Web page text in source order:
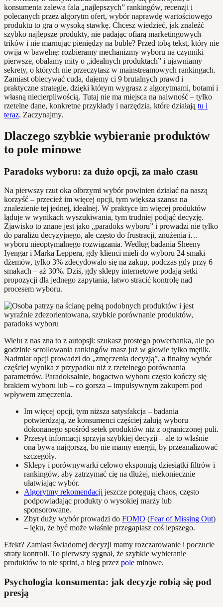
konsumenta zalewa fala „najlepszych” rankingów, recenzji i
polecanych przez algorytm ofert, wybór naprawdę wartościowego
produktu to gra o wysoką stawkę. Chcesz wiedzieć, jak znaleźć
szybko najlepsze produkty, nie padając ofiarą marketingowych
trików i nie marnując pieniędzy na buble? Przed tobą tekst, który nie
owija w bawełnę: rozbieramy mechanizmy wyboru na czynniki
pierwsze, obalamy mity o „idealnych produktach” i ujawniamy
sekrety, o których nie przeczytasz w mainstreamowych rankingach.
Zamiast obiecywać cuda, dajemy ci 9 brutalnych prawd i
praktyczne strategie, dzięki którym wygrasz z algorytmami, botami i
własną niecierpliwością. Tutaj nie ma miejsca na naiwność – tylko
rzetelne dane, konkretne przykłady i narzędzia, które działają tu i
teraz. Zaczynajmy.
Dlaczego szybkie wybieranie produktów
to pole minowe
Paradoks wyboru: za dużo opcji, za mało czasu
Na pierwszy rzut oka olbrzymi wybór powinien działać na naszą
korzyść – przecież im więcej opcji, tym większa szansa na
znalezienie tej jednej, idealnej. W praktyce im więcej produktów
ląduje w wynikach wyszukiwania, tym trudniej podjąć decyzję.
Zjawisko to znane jest jako „paradoks wyboru” i prowadzi nie tylko
do paraliżu decyzyjnego, ale często do frustracji, znużenia i…
wyboru nieoptymalnego rozwiązania. Według badania Sheeny
Iyengar i Marka Leppera, gdy klienci mieli do wyboru 24 smaki
dżemów, tylko 3% zdecydowało się na zakup, podczas gdy przy 6
smakach – aż 30%. Dziś, gdy sklepy internetowe podają setki
propozycji dla jednego zapytania, łatwo stracić kontrolę nad
procesem wyboru.
Wielu z nas zna to z autopsji: szukasz prostego powerbanka, ale po
godzinie scrollowania rankingów masz już w głowie tylko mętlik.
Nadmiar opcji prowadzi do „zmęczenia decyzją”, a finalny wybór
częściej wynika z przypadku niż z rzetelnego porównania
parametrów. Paradoksalnie, bogactwo wyboru często kończy się
brakiem wyboru lub – co gorsza – impulsywnym zakupem pod
wpływem zmęczenia.
Im więcej opcji, tym niższa satysfakcja – badania
potwierdzają, że konsumenci częściej żałują wyboru
dokonanego spośród setek produktów niż z ograniczonej puli.
Przesyt informacji sprzyja szybkiej decyzji – ale to właśnie
ona bywa najgorszą, bo nie mamy energii, by przeanalizować
szczegóły.
Sklepy i porównywarki celowo eksponują dziesiątki filtrów i
rankingów, aby zatrzymać cię na dłużej, niekoniecznie
ułatwiając wybór.
Algorytmy rekomendacji jeszcze potęgują chaos, często
podpowiadając produkty o wysokiej marży lub
sponsorowane.
Zbyt duży wybór prowadzi do FOMO (Fear of Missing Out)
– lęku, że być może właśnie przegapiasz coś lepszego.
Efekt? Zamiast świadomej decyzji mamy rozczarowanie i poczucie
straty kontroli. To pierwszy sygnał, że szybkie wybieranie
produktów to nie sprint, a bieg przez pole minowe.
Psychologia konsumenta: jak decyzje robią się pod
presją